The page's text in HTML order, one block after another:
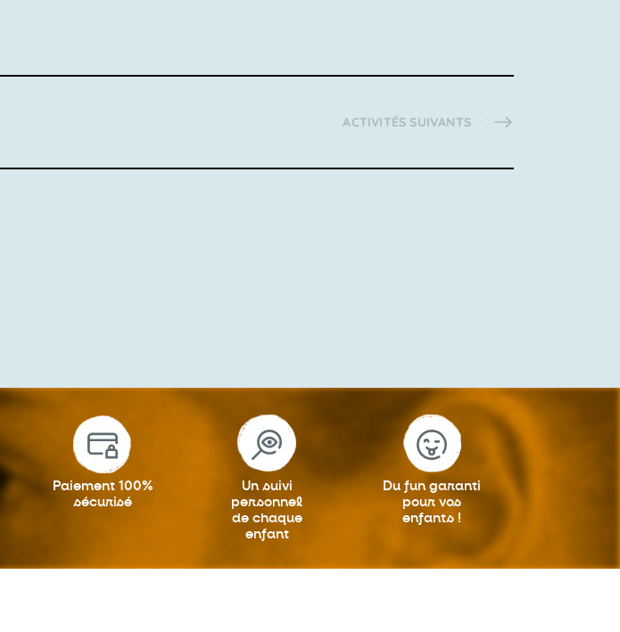
ACTIVITÉS SUIVANTS
Paiement 100%
sécurisé
Un suivi
personnel
de chaque
enfant
Du fun garanti
pour vos
enfants !